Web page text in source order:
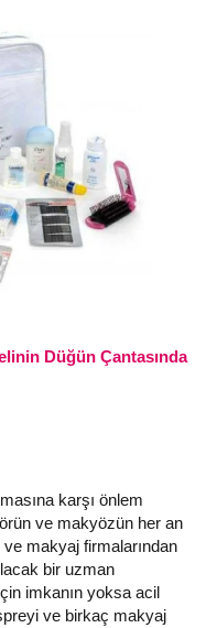
Düğün Çantasında
karşı önlem
ve makyözün her an
ve makyaj firmalarından
bir uzman
imkanın yoksa acil
ve birkaç makyaj